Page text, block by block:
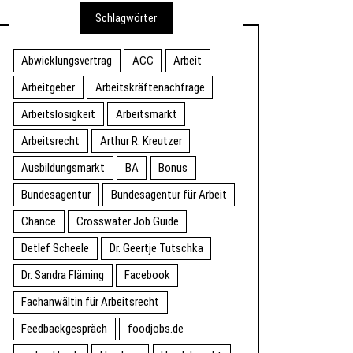
Schlagwörter
Abwicklungsvertrag ACC
Arbeit
Arbeitgeber
Arbeitskräftenachfrage
Arbeitslosigkeit
Arbeitsmarkt
Arbeitsrecht
Arthur R. Kreutzer
Ausbildungsmarkt
BA
Bonus
Bundesagentur
Bundesagentur für Arbeit
Chance
Crosswater Job Guide
Detlef Scheele
Dr. Geertje Tutschka
Dr. Sandra Fläming
Facebook
Fachanwältin für Arbeitsrecht
Feedbackgespräch
foodjobs.de